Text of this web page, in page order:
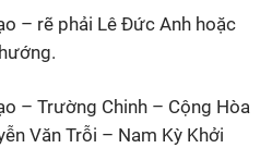
– rẽ phải Lê Đức Anh hoặc
– Trường Chinh – Cộng Hòa
Văn Trỗi – Nam Kỳ Khởi